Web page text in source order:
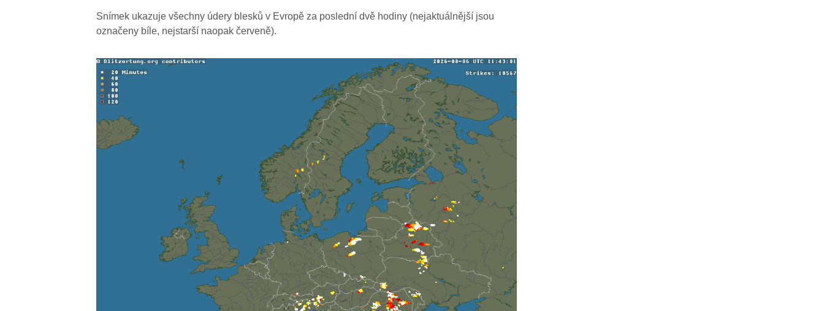
11:20
10:50
10:40
Snímek ukazuje všechny údery blesků v Evropě za poslední dvě hodiny (nejaktuálnější jsou
označeny bíle, nejstarší naopak červeně).